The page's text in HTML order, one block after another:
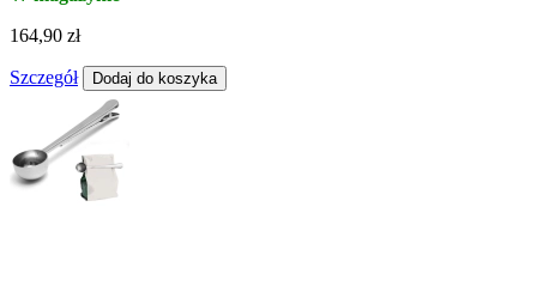
164,90 zł
Szczegół Dodaj do koszyka